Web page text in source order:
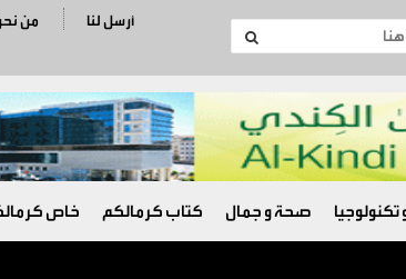
من أرسل لنا
تكنولوجيا صحة و جمال كتاب كرمالكم خاص
الأعمال